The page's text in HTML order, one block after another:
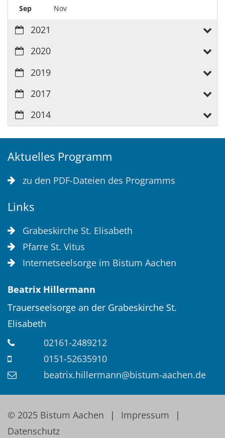
Sep Nov
2021
2020
2019
2017
2014
Aktuelles Programm
zu den PDF-Dateien des Programms
Links
Grabeskirche St. Elisabeth
Pfarre St. Vitus
Internetseelsorge im Bistum Aachen
Beatrix Hillermann
Trauerseelsorge an der Grabeskirche St.
Elisabeth
02161-2489212
0151-52635910
beatrix.hillermann@bistum-aachen.de
© 2025 Bistum Aachen
Impressum
Datenschutz